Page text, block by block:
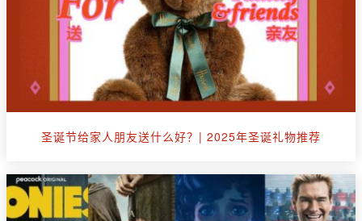
圣诞节给家人朋友送什么好？| 2025年圣诞礼物推荐